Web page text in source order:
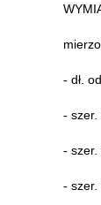
- dł.
- szer.
- szer.
- szer.